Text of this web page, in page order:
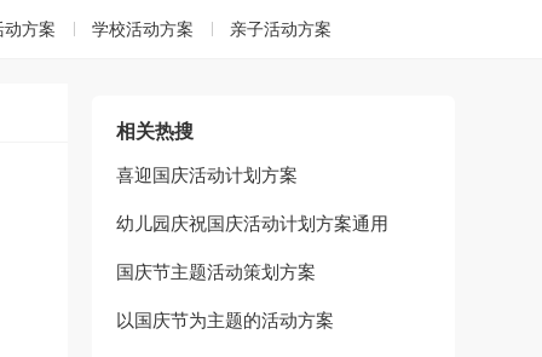
动方案 学校活动方案 亲子活动方案
相关热搜
喜迎国庆活动计划方案
幼儿园庆祝国庆活动计划方案通用
国庆节主题活动策划方案
以国庆节为主题的活动方案